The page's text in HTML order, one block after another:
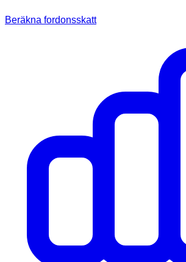
Beräkna fordonsskatt